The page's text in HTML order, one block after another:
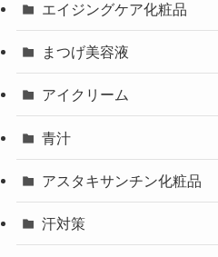
エイジングケア化粧品
まつげ美容液
アイクリーム
青汁
アスタキサンチン化粧品
汗対策